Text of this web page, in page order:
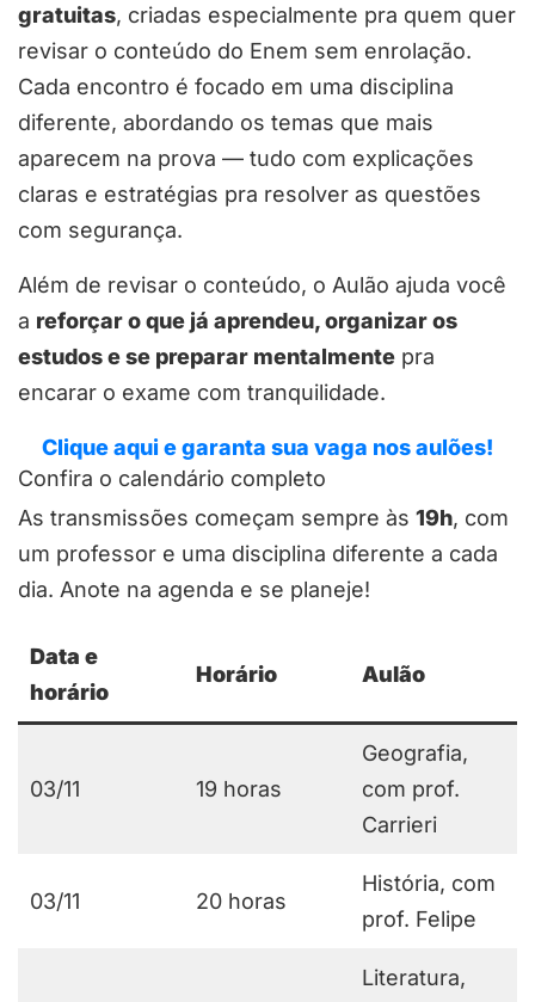
gratuitas, criadas especialmente pra quem quer
revisar o conteúdo do Enem sem enrolação.
Cada encontro é focado em uma disciplina
diferente, abordando os temas que mais
aparecem na prova — tudo com explicações
claras e estratégias pra resolver as questões
com segurança.
Além de revisar o conteúdo, o Aulão ajuda você
a reforçar o que já aprendeu, organizar os
estudos e se preparar mentalmente pra
encarar o exame com tranquilidade.
Clique aqui e garanta sua vaga nos aulões!
Confira o calendário completo
As transmissões começam sempre às 19h, com
um professor e uma disciplina diferente a cada
dia. Anote na agenda e se planeje!
Data e
horário
Horário Aulão
03/11 19 horas
Geografia,
com prof.
Carrieri
03/11 20 horas
História, com
prof. Felipe
Literatura,